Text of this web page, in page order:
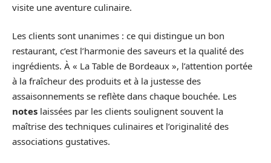
visite une aventure culinaire.
Les clients sont unanimes : ce qui distingue un bon
restaurant, c’est l’harmonie des saveurs et la qualité des
ingrédients. À « La Table de Bordeaux », l’attention portée
à la fraîcheur des produits et à la justesse des
assaisonnements se reflète dans chaque bouchée. Les
notes laissées par les clients soulignent souvent la
maîtrise des techniques culinaires et l’originalité des
associations gustatives.